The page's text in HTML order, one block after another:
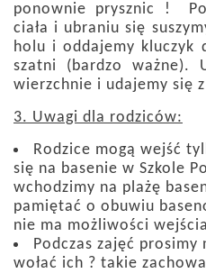
ponownie prysznic ! Po
ciała i ubraniu się
holu i oddajemy kluczyk
szatni (bardzo ważne).
wierzchnie i udajemy się
3. Uwagi dla rodziców:
Rodzice mogą wejść
się na basenie w Szkole
wchodzimy na plażę
pamiętać o obuwiu
nie ma możliwości
Podczas zajęć
wołać ich ? takie